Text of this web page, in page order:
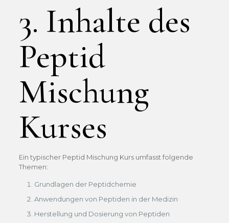
3. Inhalte des
Peptid
Mischung
Kurses
Ein typischer Peptid Mischung Kurs umfasst folgende
Themen:
Grundlagen der Peptidchemie
Anwendungen von Peptiden in der Medizin
Herstellung und Dosierung von Peptiden